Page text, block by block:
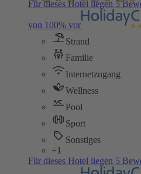
Für dieses Hotel liegen 5
von 100% vor
Strand
Familie
Internetzugang
Wellness
Pool
Sport
Sonstiges
+1
Für dieses Hotel liegen 5